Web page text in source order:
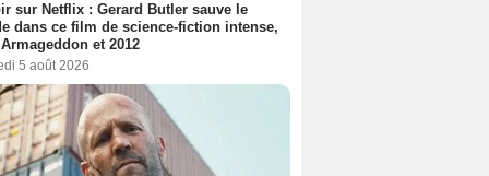
sur Netflix : Gerard Butler sauve le
dans ce film de science-fiction intense,
et 2012
5 août 2026